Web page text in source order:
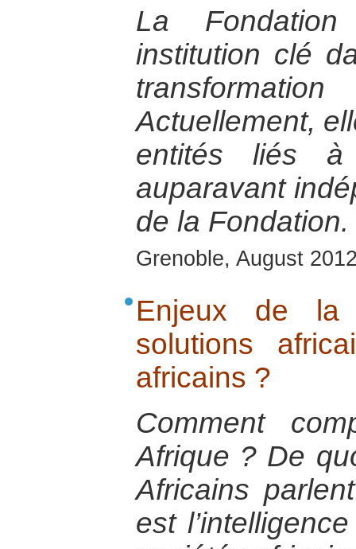
La
institution clé
Actuellement,
entités liés
auparavant
de la Fondation.
Grenoble, August
Enjeux de
solutions
africains ?
Comment
Afrique ? De
Africains
est